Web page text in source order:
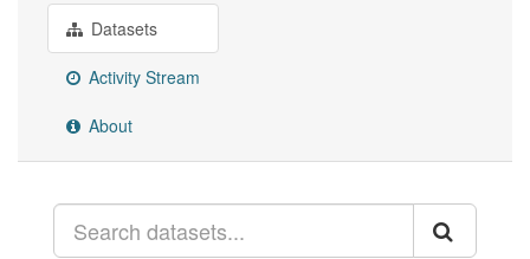
Datasets
Activity Stream
About